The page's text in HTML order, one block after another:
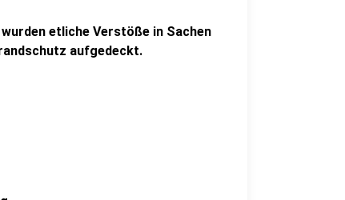
etliche Verstöße in Sachen
aufgedeckt.